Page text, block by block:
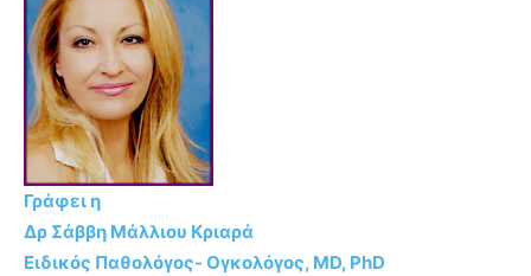
Γράφει η
Δρ Σάββη Μάλλιου Κριαρά
Ειδικός Παθολόγος- Ογκολόγος, MD, PhD